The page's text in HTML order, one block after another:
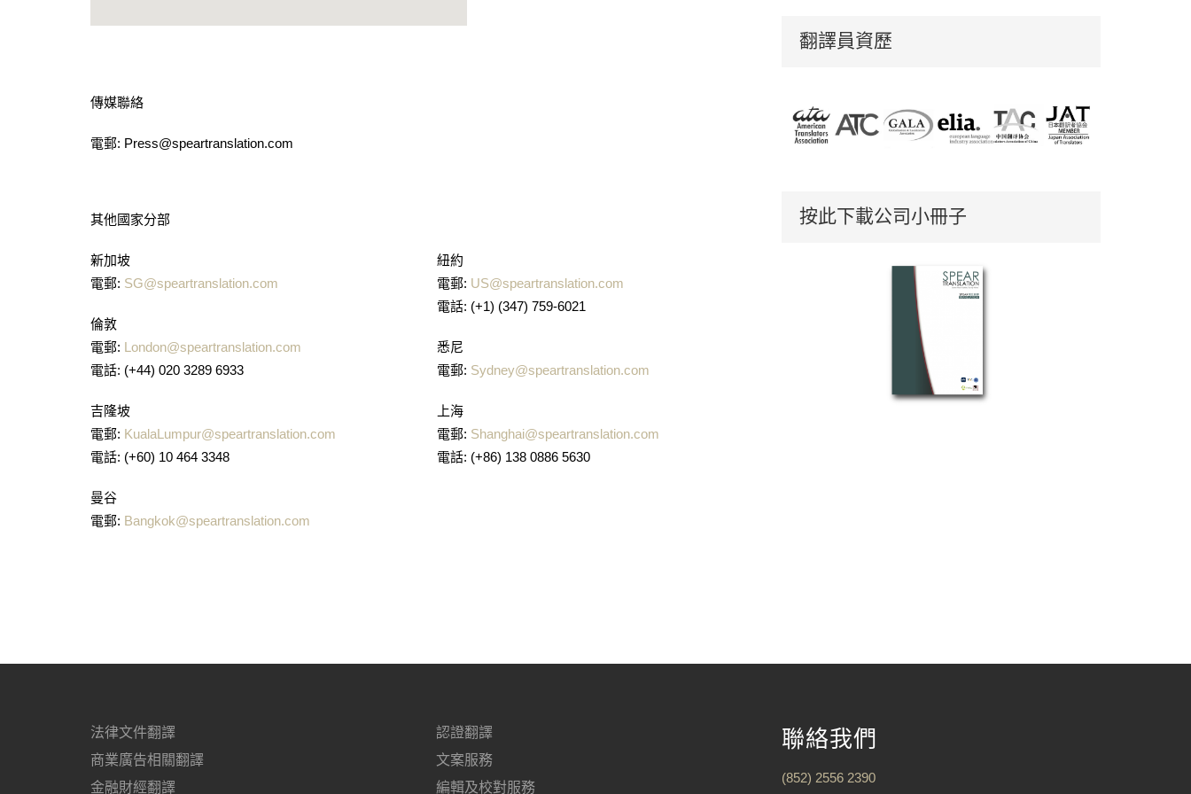
傳媒聯絡
電郵: Press@speartranslation.com
其他國家分部
新加坡
電郵: SG@speartranslation.com
倫敦
電郵: London@speartranslation.com
電話: (+44) 020 3289 6933
吉隆坡
電郵: KualaLumpur@speartranslation.com
電話: (+60) 10 464 3348
曼谷
電郵: Bangkok@speartranslation.com
紐約
電郵: US@speartranslation.com
電話: (+1) (347) 759-6021
悉尼
電郵: Sydney@speartranslation.com
上海
電郵: Shanghai@speartranslation.com
電話: (+86) 138 0886 5630
翻譯員資歷
按此下載公司小冊子
法律文件翻譯
商業廣告相關翻譯
金融財經翻譯
認證翻譯
文案服務
編輯及校對服務
聯絡我們
(852) 2556 2390